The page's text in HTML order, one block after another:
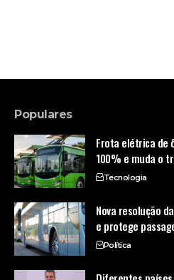
Populares
Frota elétrica de
100% e muda o
Tecnologia
Nova resolução
e protege
Política